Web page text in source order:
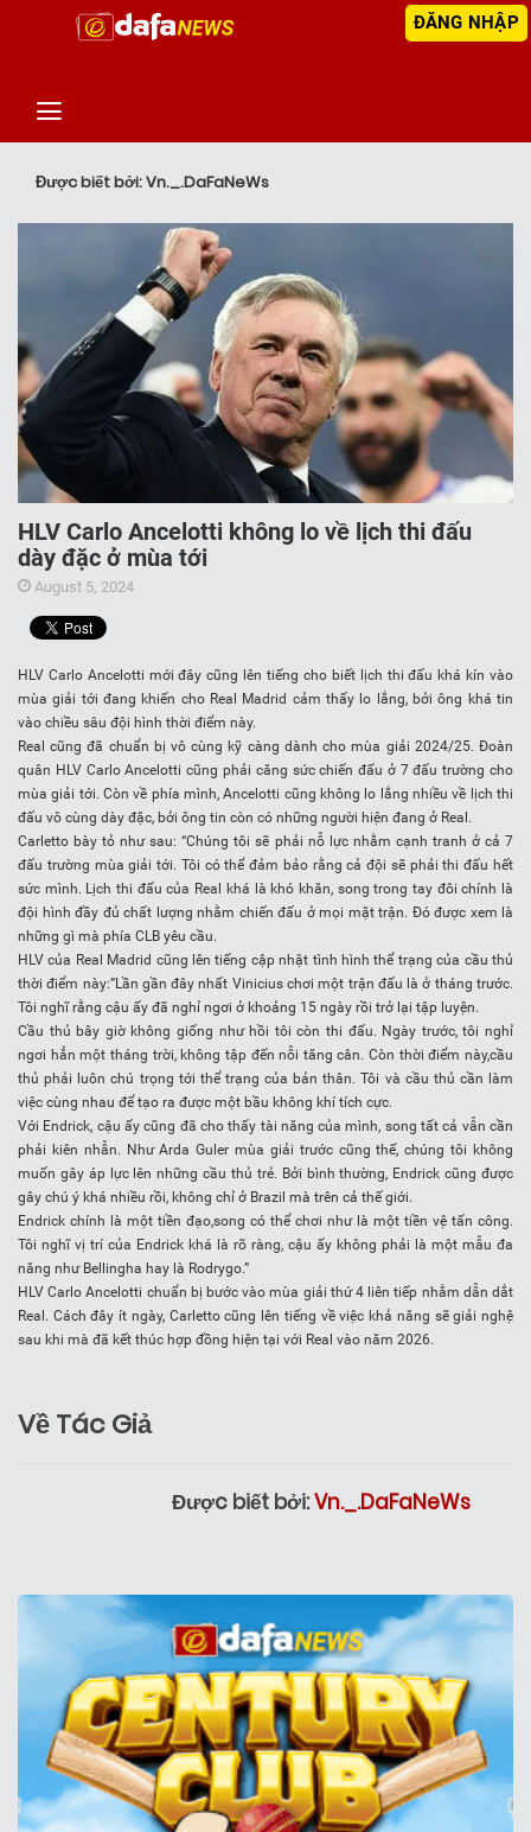
ĐĂNG NHẬP
Được biết bởi: Vn._.DaFaNeWs
HLV Carlo Ancelotti không lo về lịch thi đấu
dày đặc ở mùa tới
August 5, 2024
HLV Carlo Ancelotti mới đây cũng lên tiếng cho biết lịch thi đấu khá kín vào
mùa giải tới đang khiến cho Real Madrid cảm thấy lo lắng, bởi ông khá tin
vào chiều sâu đội hình thời điểm này.
Real cũng đã chuẩn bị vô cùng kỹ càng dành cho mùa giải 2024/25. Đoàn
quân HLV Carlo Ancelotti cũng phải căng sức chiến đấu ở 7 đấu trường cho
mùa giải tới. Còn về phía mình, Ancelotti cũng không lo lắng nhiều về lịch thi
đấu vô cùng dày đặc, bởi ông tin còn có những người hiện đang ở Real.
Carletto bày tỏ như sau: “Chúng tôi sẽ phải nỗ lực nhằm cạnh tranh ở cả 7
đấu trường mùa giải tới. Tôi có thể đảm bảo rằng cả đội sẽ phải thi đấu hết
sức mình. Lịch thi đấu của Real khá là khó khăn, song trong tay đôi chính là
đội hình đầy đủ chất lượng nhằm chiến đấu ở mọi mặt trận. Đó được xem là
những gì mà phía CLB yêu cầu.
HLV của Real Madrid cũng lên tiếng cập nhật tình hình thể trạng của cầu thủ
thời điểm này:”Lần gần đây nhất Vinicius chơi một trận đấu là ở tháng trước.
Tôi nghĩ rằng cậu ấy đã nghỉ ngơi ở khoảng 15 ngày rồi trở lại tập luyện.
Cầu thủ bây giờ không giống như hồi tôi còn thi đấu. Ngày trước, tôi nghỉ
ngơi hẳn một tháng trời, không tập đến nỗi tăng cân. Còn thời điểm này,cầu
thủ phải luôn chú trọng tới thể trạng của bản thân. Tôi và cầu thủ cần làm
việc cùng nhau để tạo ra được một bầu không khí tích cực.
Với Endrick, cậu ấy cũng đã cho thấy tài năng của mình, song tất cả vẫn cần
phải kiên nhẫn. Như Arda Guler mùa giải trước cũng thế, chúng tôi không
muốn gây áp lực lên những cầu thủ trẻ. Bởi bình thường, Endrick cũng được
gây chú ý khá nhiều rồi, không chỉ ở Brazil mà trên cả thế giới.
Endrick chính là một tiền đạo,song có thể chơi như là một tiền vệ tấn công.
Tôi nghĩ vị trí của Endrick khá là rõ ràng, cậu ấy không phải là một mẫu đa
năng như Bellingha hay là Rodrygo.”
HLV Carlo Ancelotti chuẩn bị bước vào mùa giải thứ 4 liên tiếp nhằm dẫn dắt
Real. Cách đây ít ngày, Carletto cũng lên tiếng về việc khả năng sẽ giải nghệ
sau khi mà đã kết thúc hợp đồng hiện tại với Real vào năm 2026.
Về Tác Giả
Được biết bởi:Vn._.DaFaNeWs